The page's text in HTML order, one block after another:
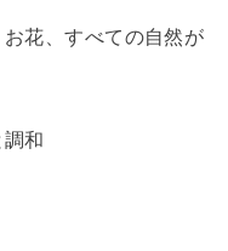
花、すべての自然が
和